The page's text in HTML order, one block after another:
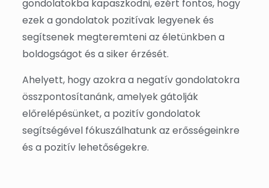
gondolatokba kapaszkodni, ezért fontos, hogy
ezek a gondolatok pozitívak legyenek és
segítsenek megteremteni az életünkben a
boldogságot és a siker érzését.
Ahelyett, hogy azokra a negatív gondolatokra
összpontosítanánk, amelyek gátolják
előrelépésünket, a pozitív gondolatok
segítségével fókuszálhatunk az erősségeinkre
és a pozitív lehetőségekre.